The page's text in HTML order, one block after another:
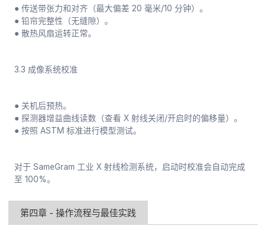
● 传送带张力和对齐（最大偏差 20 毫米/10 分钟）。
● 铅帘完整性（无缝隙）。
● 散热风扇运转正常。
3.3 成像系统校准
● 关机后预热。
● 探测器增益曲线读数（查看 X 射线关闭/开启时的偏移量）。
● 按照 ASTM 标准进行模型测试。
对于 SameGram 工业 X 射线检测系统，启动时校准会自动完成
至 100%。
第四章 - 操作流程与最佳实践